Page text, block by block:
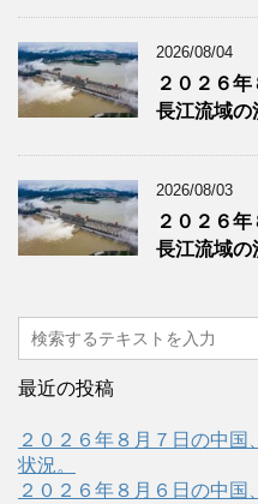
2026/08/04
２０２６
長江流域の
2026/08/03
２０２６
長江流域の
最近の投稿
２０２６年８月７日の中
状況。
２０２６年８月６日の中